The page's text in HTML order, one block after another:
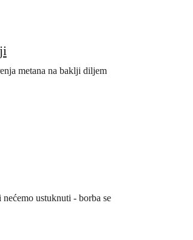
metana na baklji diljem
ustuknuti - borba se